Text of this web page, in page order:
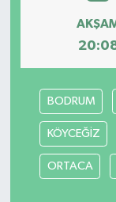
BODRUM
KÖYCEĞİZ
ORTACA